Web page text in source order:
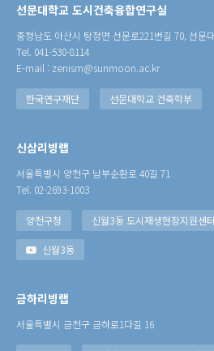
선문대학교 도시건축융합연구실
충청남도 아산시 탕정면 선문로221번길 70, 선문
Tel. 041-530-8114
E-mail : zenism@sunmoon.ac.kr
한국연구재단 선문대학교 건축학부
신삼리빙랩
서울특별시 양천구 남부순환로 40길 71
Tel. 02-2693-1003
양천구청 신월3동 도시재생현장지원센터
신월3동
금하리빙랩
서울특별시 금천구 금하로1다길 16